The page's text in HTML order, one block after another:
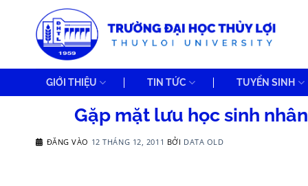
GIỚI THIỆU TIN TỨC TUYỂN SINH
Gặp mặt lưu học sinh
ĐĂNG VÀO 12 THÁNG 12, 2011 BỞI DATA OLD